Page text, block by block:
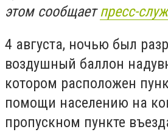
этом сообщаетпресс-
4 августа, ночью был
воздушный баллон
котором расположен
помощи населению на
пропускном пункте